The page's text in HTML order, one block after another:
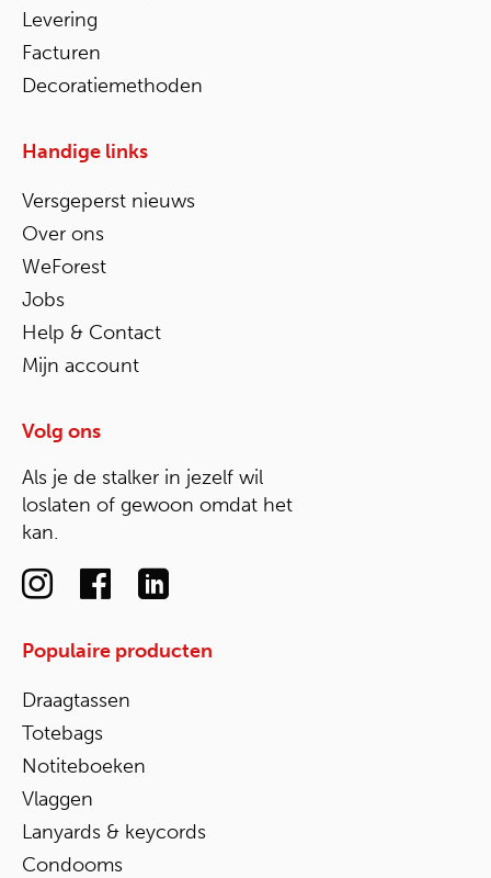
Levering
Facturen
Decoratiemethoden
Handige links
Versgeperst nieuws
Over ons
WeForest
Jobs
Help & Contact
Mijn account
Volg ons
Als je de stalker in jezelf wil
loslaten of gewoon omdat het
kan.
Populaire producten
Draagtassen
Totebags
Notiteboeken
Vlaggen
Lanyards & keycords
Condooms